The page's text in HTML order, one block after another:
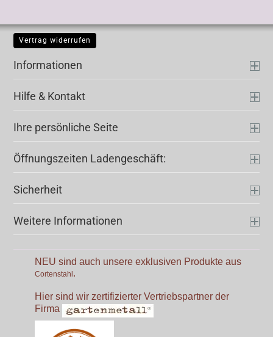
Vertrag widerrufen
Informationen
Hilfe & Kontakt
Ihre persönliche Seite
Öffnungszeiten Ladengeschäft:
Sicherheit
Weitere Informationen
NEU sind auch unsere exklusiven Produkte aus
Cortenstahl.
Hier sind wir zertifizierter Vertriebspartner der
Firma